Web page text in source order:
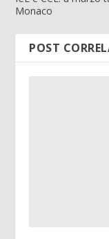
Monaco
POST